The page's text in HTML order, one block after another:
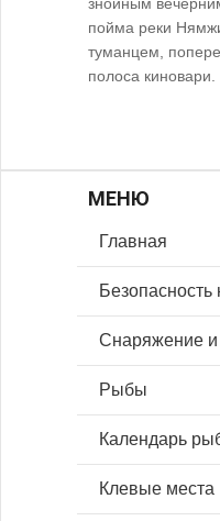
пойма реки
туманцем,
полоса киновари.
МЕНЮ
Главная
Снаряжение
Рыбы
Календарь
Клевые места